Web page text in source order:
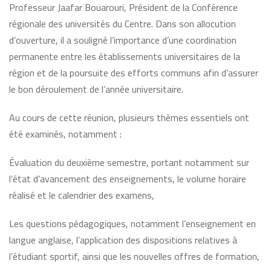
Professeur Jaafar Bouarouri, Président de la Conférence
régionale des universités du Centre. Dans son allocution
d’ouverture, il a souligné l’importance d’une coordination
permanente entre les établissements universitaires de la
région et de la poursuite des efforts communs afin d’assurer
le bon déroulement de l’année universitaire.
Au cours de cette réunion, plusieurs thèmes essentiels ont
été examinés, notamment :
Évaluation du deuxième semestre, portant notamment sur
l’état d’avancement des enseignements, le volume horaire
réalisé et le calendrier des examens,
Les questions pédagogiques, notamment l’enseignement en
langue anglaise, l’application des dispositions relatives à
l’étudiant sportif, ainsi que les nouvelles offres de formation,